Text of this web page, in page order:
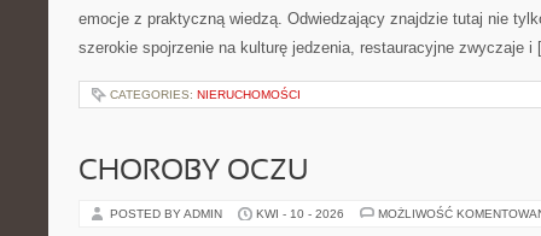
emocje z praktyczną wiedzą. Odwiedzający znajdzie tutaj nie
szerokie spojrzenie na kulturę jedzenia, restauracyjne zwyczaje
CATEGORIES: NIERUCHOMOŚCI
CHOROBY OCZU
POSTED BY ADMIN KWI - 10 - 2026 MOŻLIWOŚĆ